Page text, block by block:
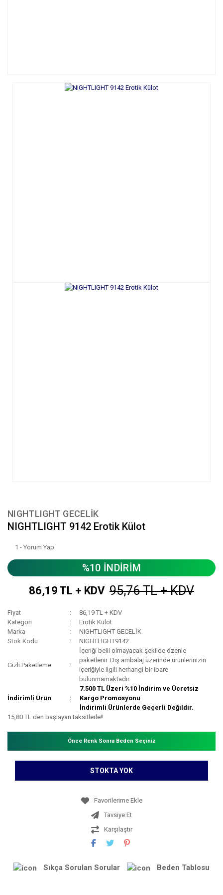
NIGHTLIGHT GECELİK
NIGHTLIGHT 9142 Erotik Külot
1 - Yorum Yap
%10 İNDİRİM
86,19 TL + KDV 95,76 TL + KDV
Fiyat
86,19 TL + KDV
Kategori
Erotik Külot
Marka
NIGHTLIGHT GECELİK
Stok Kodu
NIGHTLIGHT9142
Gizli Paketleme
İçeriği belli olmayacak şekilde özenle
paketlenir. Dış ambalaj üzerinde ürünlerinizin
içeriğiyle ilgili herhangi bir ibare
bulunmamaktadır.
İndirimli Ürün
7.500 TL Üzeri %10 İndirim ve Ücretsiz
Kargo Promosyonu
İndirimli Ürünlerde Geçerli Değildir.
15,80 TL den başlayan taksitlerle!!
Önce Renk Sonra Beden Seçiniz
STOKTA YOK
Tavsiye Et
Karşılaştır
Sıkça Sorulan Sorular Beden Tablosu